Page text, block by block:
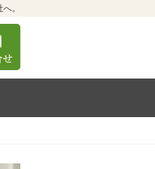
。
39-6940
業時間9:00～18:00 定休日：日曜日